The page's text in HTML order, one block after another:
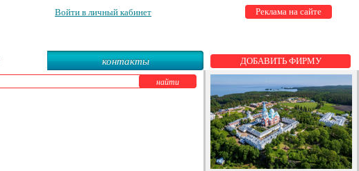
Войти в личный кабинет Реклама на сайте
контакты ДОБАВИТЬ ФИРМУ